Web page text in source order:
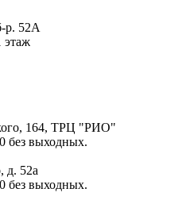
р. 52А
164, ТРЦ "РИО"
без выходных.
д. 52а
без выходных.